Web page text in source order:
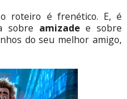
roteiro é frenético. E, é
sobre amizade e sobre
do seu melhor amigo,